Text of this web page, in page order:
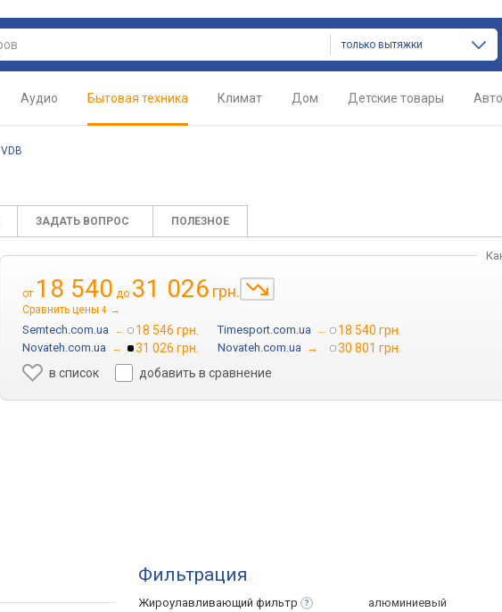
только вытяжки
Аудио Бытовая техника Климат Дом Детские товары Авто
VDB
ЗАДАТЬ ВОПРОС ПОЛЕЗНОЕ
от 18 540 до 31 026 грн.
Сравнить цены 4 →
Semtech.com.ua → 18 546 грн. Timesport.com.ua → 18 540 грн.
Novateh.com.ua → 31 026 грн. Novateh.com.ua →
30 801 грн.
в список
добавить в сравнение
Фильтрация
Жироулавливающий фильтр
алюминиевый